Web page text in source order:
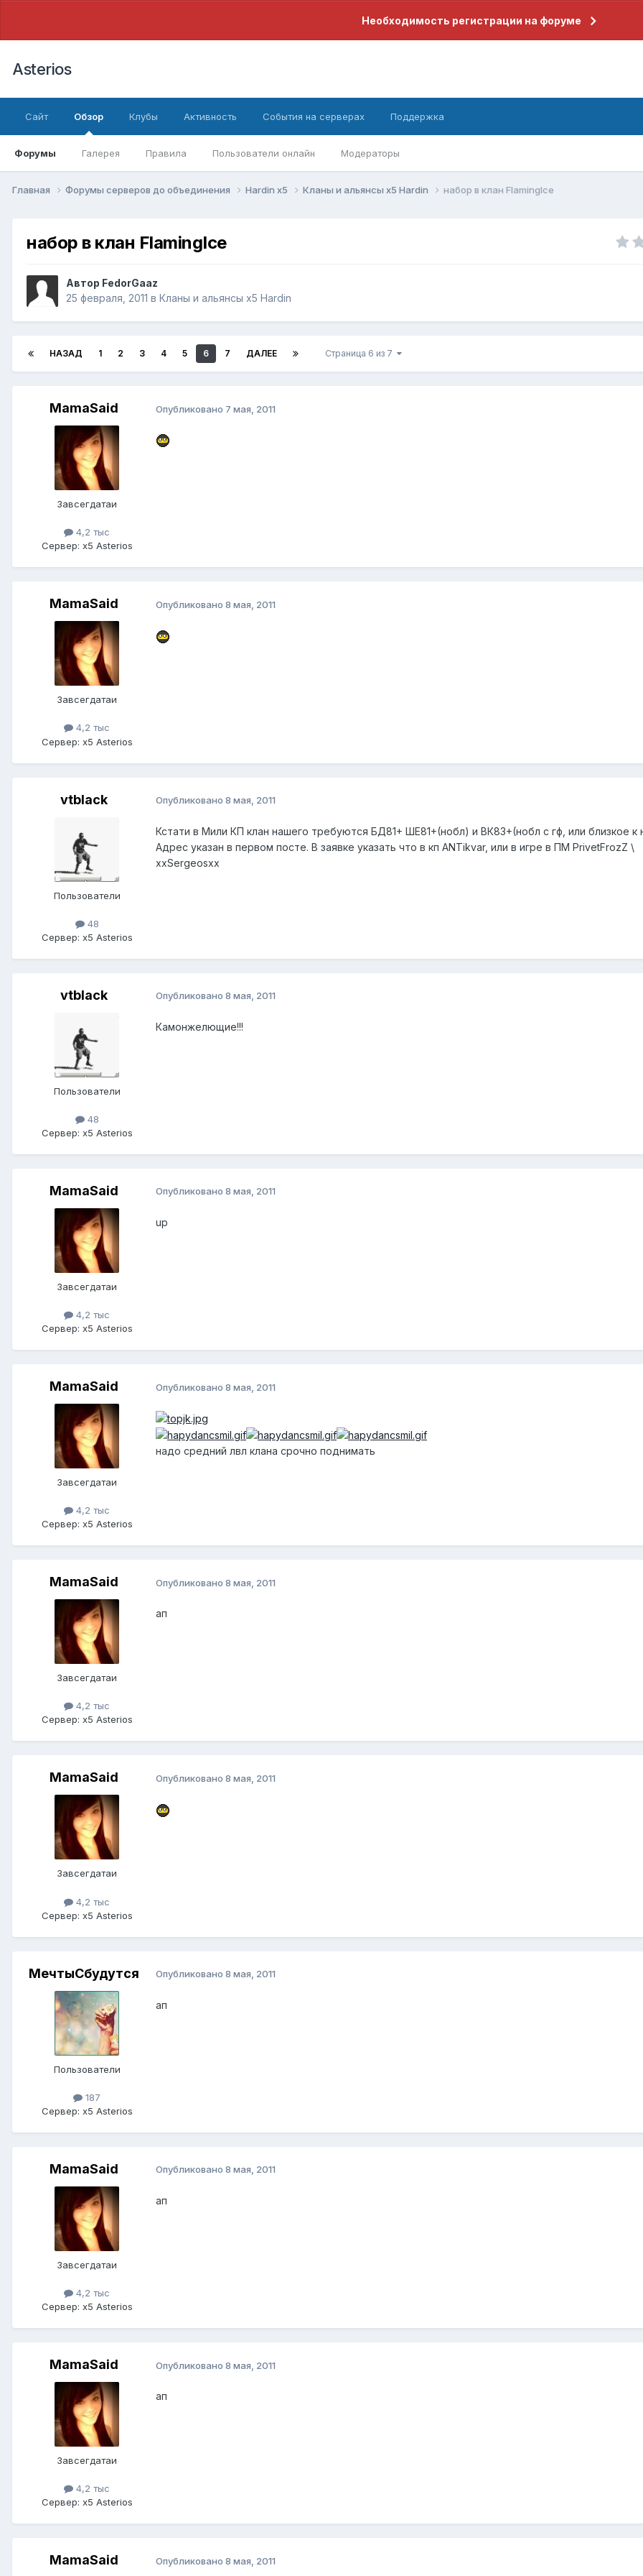
Необходимость регистрации на форуме
Asterios
Сайт Обзор
Форумы Галерея Правила Пользователи онлайн Модераторы
Клубы Активность События на серверах Поддержка
Главная Форумы серверов до объединения Hardin x5 Кланы и альянсы x5 Hardin набор в клан FlamingIce
набор в клан FlamingIce
Автор FedorGaaz
25 февраля, 2011 в Кланы и альянсы x5 Hardin
НАЗАД 1 2 3 4 5 6 7 ДАЛЕЕ Страница 6 из 7
MamaSaid
Завсегдатаи
4,2 тыс
Сервер: x5 Asterios
Опубликовано 7 мая, 2011
MamaSaid
Завсегдатаи
4,2 тыс
Сервер: x5 Asterios
Опубликовано 8 мая, 2011
vtblack
Пользователи
48
Сервер: x5 Asterios
Опубликовано 8 мая, 2011
Кстати в Мили КП клан нашего требуются БД81+ ШЕ81+(нобл) и ВК83+(нобл с гф, или близкое к
Адрес указан в первом посте. В заявке указать что в кп ANTikvar, или в игре в ПМ PrivetFrozZ \
xxSergeosxx
vtblack
Пользователи
48
Сервер: x5 Asterios
Опубликовано 8 мая, 2011
Камонжелющие!!!
MamaSaid
Завсегдатаи
4,2 тыс
Сервер: x5 Asterios
Опубликовано 8 мая, 2011
up
MamaSaid
Завсегдатаи
4,2 тыс
Сервер: x5 Asterios
Опубликовано 8 мая, 2011
надо средний лвл клана срочно поднимать
MamaSaid
Завсегдатаи
4,2 тыс
Сервер: x5 Asterios
Опубликовано 8 мая, 2011
ап
MamaSaid
Завсегдатаи
4,2 тыс
Сервер: x5 Asterios
Опубликовано 8 мая, 2011
МечтыСбудутся
Пользователи
187
Сервер: x5 Asterios
Опубликовано 8 мая, 2011
ап
MamaSaid
Завсегдатаи
4,2 тыс
Сервер: x5 Asterios
Опубликовано 8 мая, 2011
ап
MamaSaid
Завсегдатаи
4,2 тыс
Сервер: x5 Asterios
Опубликовано 8 мая, 2011
ап
MamaSaid Опубликовано 8 мая, 2011